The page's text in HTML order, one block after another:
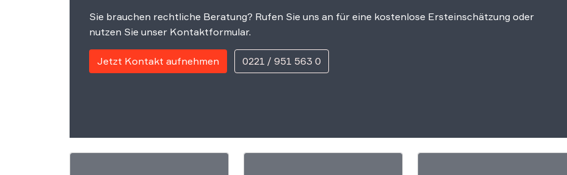
Beschluss des
Sie brauchen rechtliche Beratung? Rufen Sie uns an für eine kostenlose Ersteinschätzung oder
nutzen Sie unser Kontaktformular.
Jetzt Kontakt aufnehmen 0221 / 951 563 0